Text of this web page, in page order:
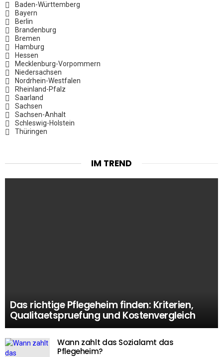
Baden-Württemberg
Bayern
Berlin
Brandenburg
Bremen
Hamburg
Hessen
Mecklenburg-Vorpommern
Niedersachsen
Nordrhein-Westfalen
Rheinland-Pfalz
Saarland
Sachsen
Sachsen-Anhalt
Schleswig-Holstein
Thüringen
IM TREND
Das richtige Pflegeheim finden: Kriterien,
Qualitaetspruefung und Kostenvergleich
Wann zahlt das Sozialamt das
Pflegeheim?